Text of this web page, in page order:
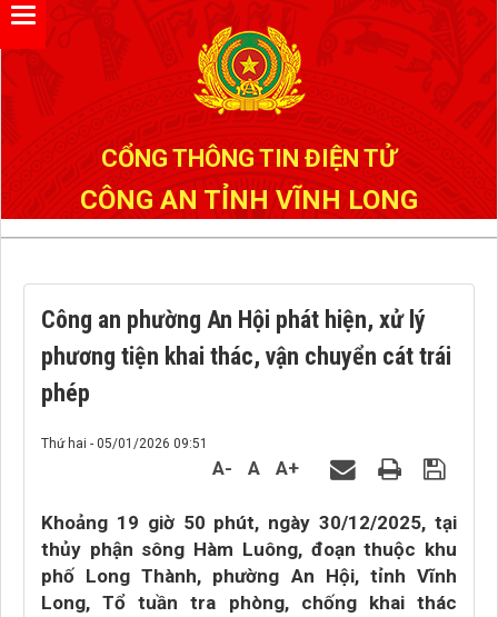
CỔNG THÔNG TIN ĐIỆN TỬ
CÔNG AN TỈNH VĨNH LONG
Công an phường An Hội phát hiện, xử lý
phương tiện khai thác, vận chuyển cát trái
phép
Thứ hai - 05/01/2026 09:51
A- A A+
Khoảng 19 giờ 50 phút, ngày 30/12/2025, tại
thủy phận sông Hàm Luông, đoạn thuộc khu
phố Long Thành, phường An Hội, tỉnh Vĩnh
Long, Tổ tuần tra phòng, chống khai thác